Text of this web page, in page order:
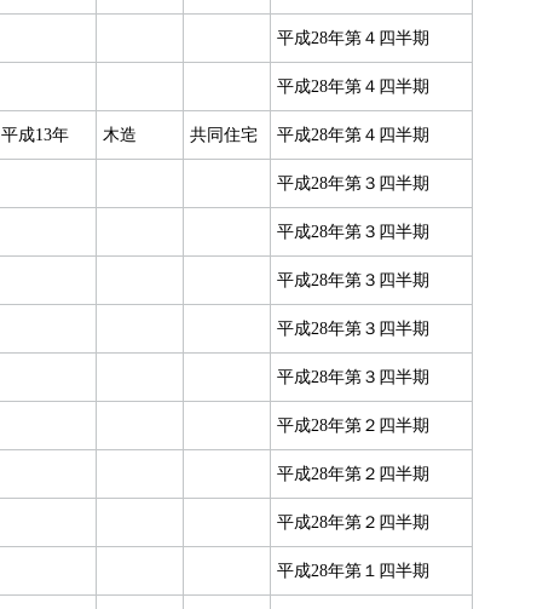
平成28年第４四半期
平成28年第４四半期
平成13年 木造 共同住宅 平成28年第４四半期
平成28年第３四半期
平成28年第３四半期
平成28年第３四半期
平成28年第３四半期
平成28年第３四半期
平成28年第２四半期
平成28年第２四半期
平成28年第２四半期
平成28年第１四半期